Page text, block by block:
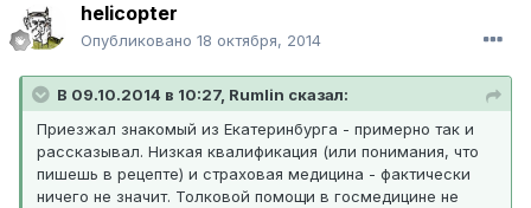
helicopter
Опубликовано 18 октября, 2014
В 09.10.2014 в 10:27, Rumlin сказал:
Приезжал знакомый из Екатеринбурга - примерно так и
рассказывал. Низкая квалификация (или понимания, что
пишешь в рецепте) и страховая медицина - фактически
ничего не значит. Толковой помощи в госмедицине не